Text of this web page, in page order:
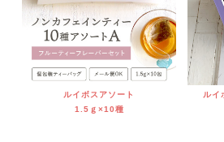
ルイボスアソート
1.5ｇ×10種
ルイ